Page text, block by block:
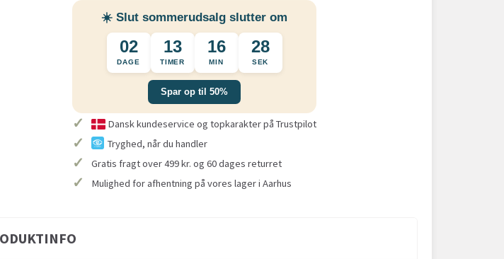
☀️ Slut sommerudsalg slutter om
02
DAGE
13
TIMER
16
MIN
28
SEK
Spar op til 50%
✓ Dansk kundeservice og topkarakter på Trustpilot
✓ Tryghed, når du handler
✓ Gratis fragt over 499 kr. og 60 dages returret
✓ Mulighed for afhentning på vores lager i Aarhus